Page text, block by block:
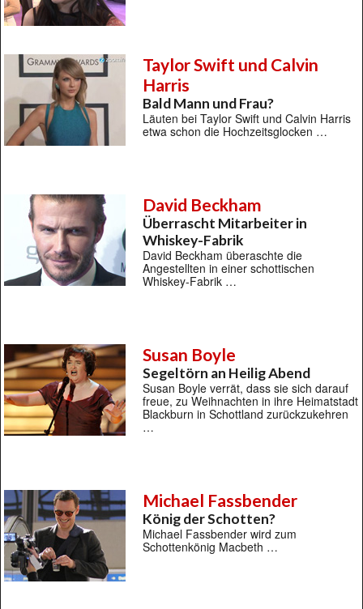
Taylor Swift und Calvin
Harris
Bald Mann und Frau?
Läuten bei Taylor Swift und Calvin Harris
etwa schon die Hochzeitsglocken …
David Beckham
Überrascht Mitarbeiter in
Whiskey-Fabrik
David Beckham überaschte die
Angestellten in einer schottischen
Whiskey-Fabrik …
Susan Boyle
Segeltörn an Heilig Abend
Susan Boyle verrät, dass sie sich darauf
freue, zu Weihnachten in ihre Heimatstadt
Blackburn in Schottland zurückzukehren
…
Michael Fassbender
König der Schotten?
Michael Fassbender wird zum
Schottenkönig Macbeth …